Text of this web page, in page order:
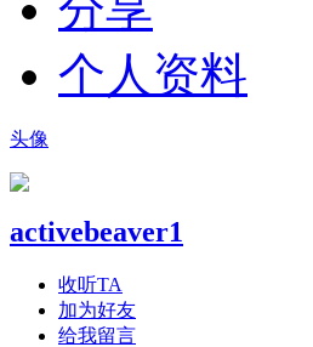
个人资料
头像
activebeaver1
收听TA
加为好友
给我留言